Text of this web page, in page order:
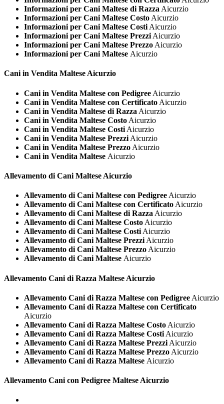
Informazioni per Cani Maltese di Razza Aicurzio
Informazioni per Cani Maltese Costo Aicurzio
Informazioni per Cani Maltese Costi Aicurzio
Informazioni per Cani Maltese Prezzi Aicurzio
Informazioni per Cani Maltese Prezzo Aicurzio
Informazioni per Cani Maltese Aicurzio
Cani in Vendita Maltese Aicurzio
Cani in Vendita Maltese con Pedigree Aicurzio
Cani in Vendita Maltese con Certificato Aicurzio
Cani in Vendita Maltese di Razza Aicurzio
Cani in Vendita Maltese Costo Aicurzio
Cani in Vendita Maltese Costi Aicurzio
Cani in Vendita Maltese Prezzi Aicurzio
Cani in Vendita Maltese Prezzo Aicurzio
Cani in Vendita Maltese Aicurzio
Allevamento di Cani Maltese Aicurzio
Allevamento di Cani Maltese con Pedigree Aicurzio
Allevamento di Cani Maltese con Certificato Aicurzio
Allevamento di Cani Maltese di Razza Aicurzio
Allevamento di Cani Maltese Costo Aicurzio
Allevamento di Cani Maltese Costi Aicurzio
Allevamento di Cani Maltese Prezzi Aicurzio
Allevamento di Cani Maltese Prezzo Aicurzio
Allevamento di Cani Maltese Aicurzio
Allevamento Cani di Razza Maltese Aicurzio
Allevamento Cani di Razza Maltese con Pedigree Aicurzio
Allevamento Cani di Razza Maltese con Certificato
Aicurzio
Allevamento Cani di Razza Maltese Costo Aicurzio
Allevamento Cani di Razza Maltese Costi Aicurzio
Allevamento Cani di Razza Maltese Prezzi Aicurzio
Allevamento Cani di Razza Maltese Prezzo Aicurzio
Allevamento Cani di Razza Maltese Aicurzio
Allevamento Cani con Pedigree Maltese Aicurzio